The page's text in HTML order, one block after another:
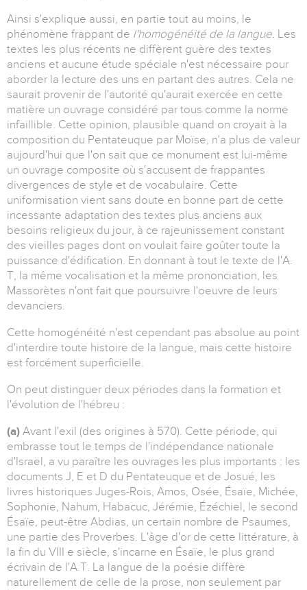
Ainsi s'explique aussi, en partie tout au moins, le
phénomène frappant de l'homogénéité de la langue. Les
textes les plus récents ne diffèrent guère des textes
anciens et aucune étude spéciale n'est nécessaire pour
aborder la lecture des uns en partant des autres. Cela ne
saurait provenir de l'autorité qu'aurait exercée en cette
matière un ouvrage considéré par tous comme la norme
infaillible. Cette opinion, plausible quand on croyait à la
composition du Pentateuque par Moïse, n'a plus de valeur
aujourd'hui que l'on sait que ce monument est lui-même
un ouvrage composite où s'accusent de frappantes
divergences de style et de vocabulaire. Cette
uniformisation vient sans doute en bonne part de cette
incessante adaptation des textes plus anciens aux
besoins religieux du jour, à ce rajeunissement constant
des vieilles pages dont on voulait faire goûter toute la
puissance d'édification. En donnant à tout le texte de l'A.
T, la même vocalisation et la même prononciation, les
Massorètes n'ont fait que poursuivre l'oeuvre de leurs
devanciers.
Cette homogénéité n'est cependant pas absolue au point
d'interdire toute histoire de la langue, mais cette histoire
est forcément superficielle.
On peut distinguer deux périodes dans la formation et
l'évolution de l'hébreu :
(a) Avant l'exil (des origines à 570). Cette période, qui
embrasse tout le temps de l'indépendance nationale
d'Israël, a vu paraître les ouvrages les plus importants : les
documents J, E et D du Pentateuque et de Josué, les
livres historiques Juges-Rois, Amos, Osée, Ésaïe, Michée,
Sophonie, Nahum, Habacuc, Jérémie, Ézéchiel, le second
Ésaïe, peut-être Abdias, un certain nombre de Psaumes,
une partie des Proverbes. L'âge d'or de cette littérature, à
la fin du VIII e siècle, s'incarne en Ésaïe, le plus grand
écrivain de l'A.T. La langue de la poésie diffère
naturellement de celle de la prose, non seulement par